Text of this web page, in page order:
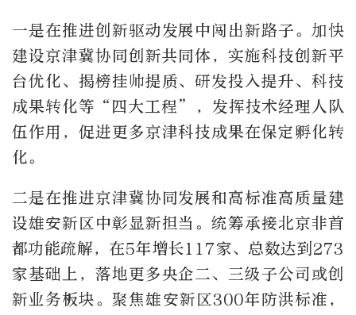
一是在推进创新驱动发展中闯出新路子。加快
建设京津冀协同创新共同体，实施科技创新平
台优化、揭榜挂帅提质、研发投入提升、科技
成果转化等“四大工程”，发挥技术经理人队
伍作用，促进更多京津科技成果在保定孵化转
化。
二是在推进京津冀协同发展和高标准高质量建
设雄安新区中彰显新担当。统筹承接北京非首
都功能疏解，在5年增长117家、总数达到273
家基础上，落地更多央企二、三级子公司或创
新业务板块。聚焦雄安新区300年防洪标准，